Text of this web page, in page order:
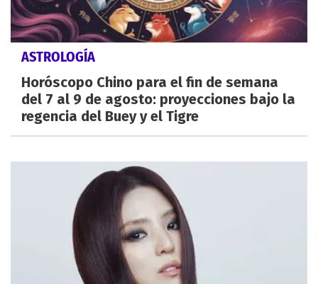
ASTROLOGÍA
Horóscopo Chino para el fin de semana
del 7 al 9 de agosto: proyecciones bajo la
regencia del Buey y el Tigre